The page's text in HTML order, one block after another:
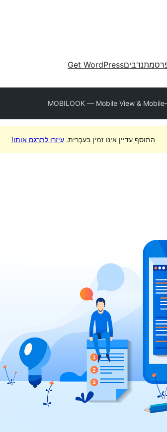
מתנדביםGet WordPress
MOBILOOK — Mobile View &
התוסף עדיין אינו זמין בעִבְרִית.עיזרו לתרגם אותו!